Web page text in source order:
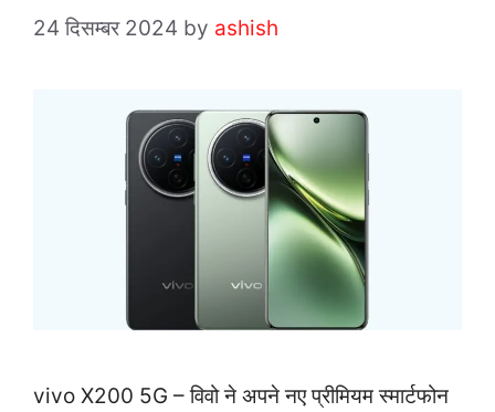
24 दिसम्बर 2024 by ashish
vivo X200 5G – विवो ने अपने नए प्रीमियम स्मार्टफोन